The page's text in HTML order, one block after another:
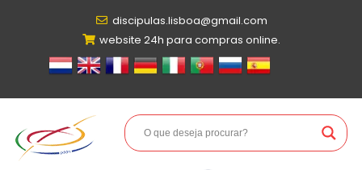
discipulas.lisboa@gmail.com
website 24h para compras online.